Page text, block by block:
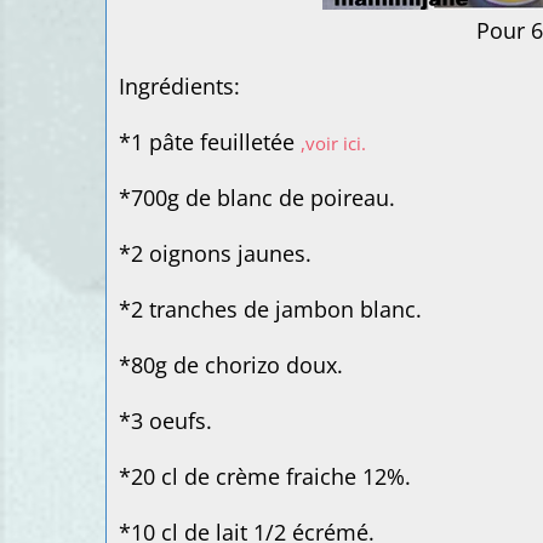
Pour 6
Ingrédients:
*1 pâte feuilletée ,voir ici.
*700g de blanc de poireau.
*2 oignons jaunes.
*2 tranches de jambon blanc.
*80g de chorizo doux.
*3 oeufs.
*20 cl de crème fraiche 12%.
*10 cl de lait 1/2 écrémé.